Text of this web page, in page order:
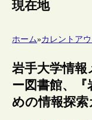
現在地
ホーム»カレントア
岩手大学情
ー図書館、『
めの情報探